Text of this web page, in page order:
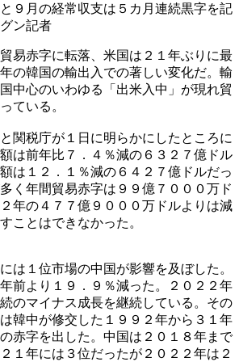
９月の経常収支は５カ月連続黒字を記
ン記者
易赤字に転落、米国は２１年ぶりに最
の韓国の輸出入での著しい変化だ。輸
中心のいわゆる「出米入中」が現れ貿
ている。
関税庁が１日に明らかにしたところに
は前年比７．４％減の６３２７億ドル
は１２．１％減の６４２７億ドルだっ
く年間貿易赤字は９９億７０００万ド
年の４７７億９０００万ドルよりは減
ことはできなかった。
は１位市場の中国が影響を及ぼした。
前より１９．９％減った。２０２２年
のマイナス成長を継続している。その
韓中が修交した１９９２年から３１年
赤字を出した。中国は２０１８年まで
１年には３位だったが２０２２年は２